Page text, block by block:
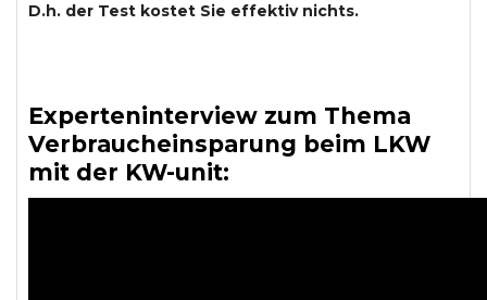
D.h. der Test kostet Sie effektiv nichts.
Experteninterview zum Thema
Verbraucheinsparung beim LKW
mit der KW-unit: